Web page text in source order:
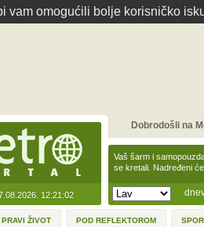
vam omogućili bolje korisničko
12:21:02
Vaš šarm i
se kretali. Nadređeni
Dobrodošli na
PRAVI ŽIVOT POD REFLEKTOROM